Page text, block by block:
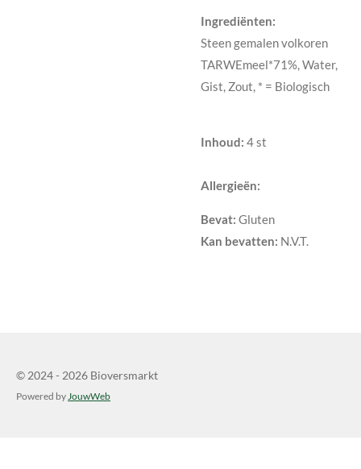
Ingrediënten:
Steen gemalen volkoren
TARWEmeel*71%, Water,
Gist, Zout, * = Biologisch
Inhoud: 4 st
Allergieën:
Bevat: Gluten
Kan bevatten: N.V.T.
© 2024 - 2026 Bioversmarkt
Powered by JouwWeb